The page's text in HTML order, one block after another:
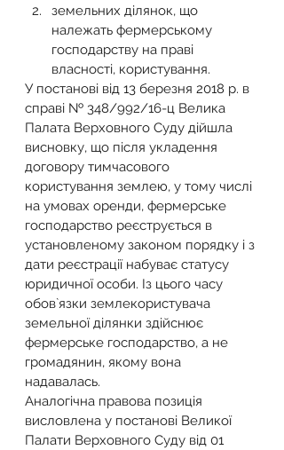
земельних ділянок, що
належать фермерському
господарству на праві
власності, користування.
У постанові від 13 березня 2018 р. в
справі № 348/992/16-ц Велика
Палата Верховного Суду дійшла
висновку, що після укладення
договору тимчасового
користування землею, у тому числі
на умовах оренди, фермерське
господарство реєструється в
установленому законом порядку і з
дати реєстрації набуває статусу
юридичної особи. Із цього часу
обов`язки землекористувача
земельної ділянки здійснює
фермерське господарство, а не
громадянин, якому вона
надавалась.
Аналогічна правова позиція
висловлена у постанові Великої
Палати Верховного Суду від 01